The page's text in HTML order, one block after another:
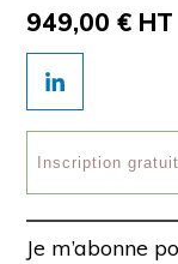
949,00 € HT
Je m’abonne